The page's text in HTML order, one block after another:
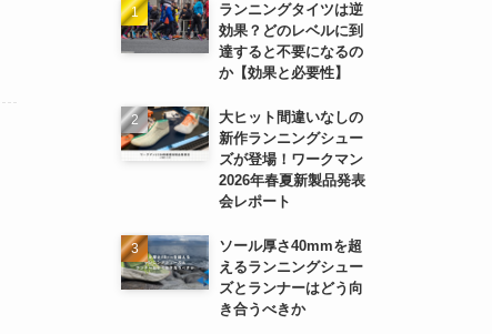
ランニングタイツは逆
効果？どのレベルに到
達すると不要になるの
か【効果と必要性】
大ヒット間違いなしの
新作ランニングシュー
ズが登場！ワークマン
2026年春夏新製品発表
会レポート
ソール厚さ40mmを超
えるランニングシュー
ズとランナーはどう向
き合うべきか